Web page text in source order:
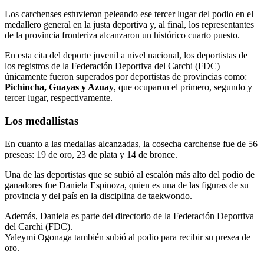
Los carchenses estuvieron peleando ese tercer lugar del podio en el
medallero general en la justa deportiva y, al final, los representantes
de la provincia fronteriza alcanzaron un histórico cuarto puesto.
En esta cita del deporte juvenil a nivel nacional, los deportistas de
los registros de la Federación Deportiva del Carchi (FDC)
únicamente fueron superados por deportistas de provincias como:
Pichincha, Guayas y Azuay, que ocuparon el primero, segundo y
tercer lugar, respectivamente.
Los medallistas
En cuanto a las medallas alcanzadas, la cosecha carchense fue de 56
preseas: 19 de oro, 23 de plata y 14 de bronce.
Una de las deportistas que se subió al escalón más alto del podio de
ganadores fue Daniela Espinoza, quien es una de las figuras de su
provincia y del país en la disciplina de taekwondo.
Además, Daniela es parte del directorio de la Federación Deportiva
del Carchi (FDC).
Yaleymi Ogonaga también subió al podio para recibir su presea de
oro.